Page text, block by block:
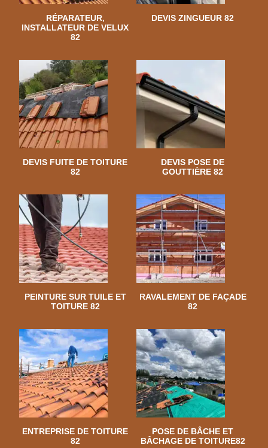
RÉPARATEUR,
INSTALLATEUR DE VELUX
82
DEVIS ZINGUEUR 82
DEVIS FUITE DE TOITURE
82
DEVIS POSE DE
GOUTTIÈRE 82
PEINTURE SUR TUILE ET
TOITURE 82
RAVALEMENT DE FAÇADE
82
ENTREPRISE DE TOITURE
82
POSE DE BÂCHE ET
BÂCHAGE DE TOITURE82